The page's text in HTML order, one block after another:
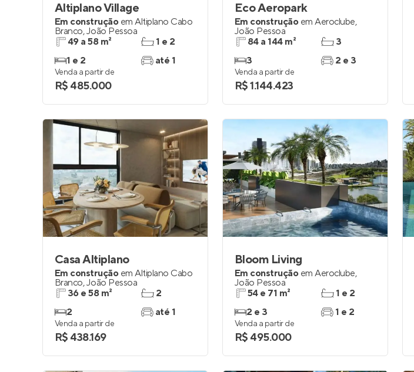
Altiplano Village
Em construção em Altiplano Cabo
Branco,João Pessoa
49 a 58 m²
1 e 2
1 e 2
até 1
Venda a partir de
R$ 485.000
Eco Aeropark
Em construção em Aeroclube,
João Pessoa
84 a 144 m²
3
3
2 e 3
Venda a partir de
R$ 1.144.423
Casa Altiplano
Em construção em Altiplano Cabo
Branco,João Pessoa
36 e 58 m²
2
2
até 1
Venda a partir de
R$ 438.169
Bloom Living
Em construção em Aeroclube,
João Pessoa
54 e 71 m²
2 e 3
1 e 2
1 e 2
Venda a partir de
R$ 495.000